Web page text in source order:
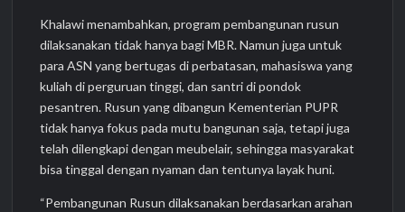
Khalawi menambahkan, program pembangunan rusun
dilaksanakan tidak hanya bagi MBR. Namun juga untuk
para ASN yang bertugas di perbatasan, mahasiswa yang
kuliah di perguruan tinggi, dan santri di pondok
pesantren. Rusun yang dibangun Kementerian PUPR
tidak hanya fokus pada mutu bangunan saja, tetapi juga
telah dilengkapi dengan meubelair, sehingga masyarakat
bisa tinggal dengan nyaman dan tentunya layak huni.
“Pembangunan Rusun dilaksanakan berdasarkan arahan